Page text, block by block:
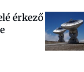
érkező